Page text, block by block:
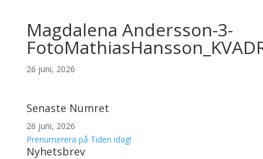
Magdalena Andersson-3-
26 juni, 2026
Senaste Numret
26 juni, 2026
Prenumerera på Tiden idag!
Nyhetsbrev